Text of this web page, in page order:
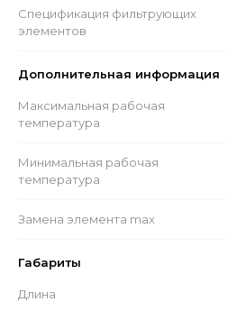
Спецификация фильтрующих
элементов
Дополнительная информация
Максимальная рабочая
температура
Минимальная рабочая
температура
Замена элемента max
Габариты
Длина